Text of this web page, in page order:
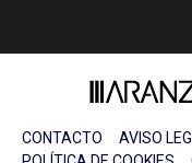
CONTACTO AVISO